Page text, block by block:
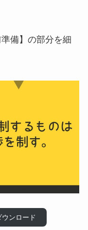
備】の部分を細
ウンロード